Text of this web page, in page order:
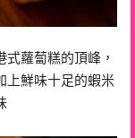
式蘿蔔糕的頂峰，
上鮮味十足的蝦米